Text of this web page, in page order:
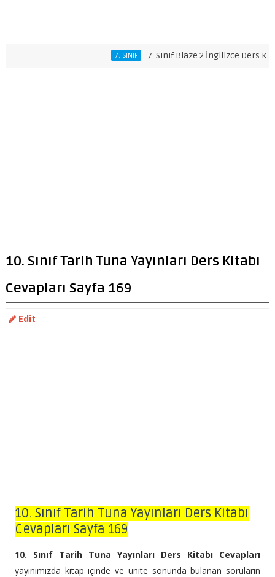
7. SINIF 7. Sınıf Blaze 2 İngilizce Ders Kitabı
10. Sınıf Tarih Tuna Yayınları Ders Kitabı
Cevapları Sayfa 169
Edit
10. Sınıf Tarih Tuna Yayınları Ders Kitabı
Cevapları Sayfa 169
10. Sınıf Tarih Tuna Yayınları Ders Kitabı Cevapları
yayınımızda kitap içinde ve ünite sonunda bulanan soruların